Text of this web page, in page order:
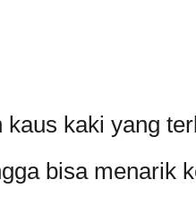
kaus kaki yang
bisa menarik